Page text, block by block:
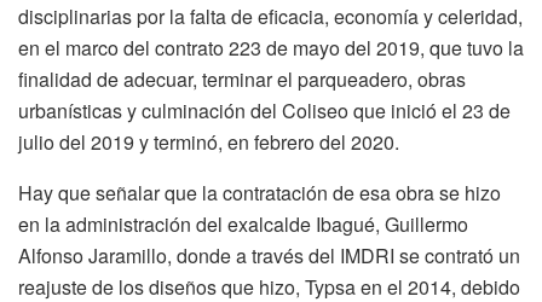
disciplinarias por la falta de eficacia, economía y celeridad,
en el marco del contrato 223 de mayo del 2019, que tuvo la
finalidad de adecuar, terminar el parqueadero, obras
urbanísticas y culminación del Coliseo que inició el 23 de
julio del 2019 y terminó, en febrero del 2020.
Hay que señalar que la contratación de esa obra se hizo
en la administración del exalcalde Ibagué, Guillermo
Alfonso Jaramillo, donde a través del IMDRI se contrató un
reajuste de los diseños que hizo, Typsa en el 2014, debido